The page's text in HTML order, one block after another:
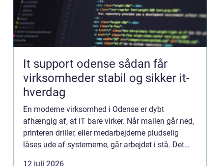
It support odense sådan får
virksomheder stabil og sikker it-
hverdag
En moderne virksomhed i Odense er dybt
afhængig af, at IT bare virker. Når mailen går ned,
printeren driller, eller medarbejderne pludselig
låses ude af systemerne, går arbejdet i stå. Det
12 juli 2026